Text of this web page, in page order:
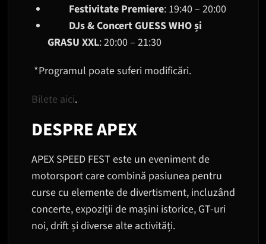
Festivitate Premiere: 19:40 – 20:00
DJs & Concert GUESS WHO și
GRASU XXL: 20:00 – 21:30
*Programul poate suferi modificări.
Bilete aici.
DESPRE APEX
APEX SPEED FEST este un eveniment de
motorsport care combină pasiunea pentru
curse cu elemente de divertisment, incluzând
concerte, expoziții de mașini istorice, GT-uri
noi, drift și diverse alte activități.